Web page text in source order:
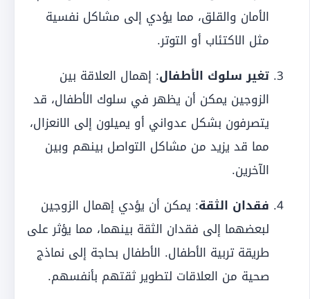
الأمان والقلق، مما يؤدي إلى مشاكل نفسية
مثل الاكتئاب أو التوتر.
تغير سلوك الأطفال: إهمال العلاقة بين
الزوجين يمكن أن يظهر في سلوك الأطفال، قد
يتصرفون بشكل عدواني أو يميلون إلى الانعزال،
مما قد يزيد من مشاكل التواصل بينهم وبين
الآخرين.
فقدان الثقة: يمكن أن يؤدي إهمال الزوجين
لبعضهما إلى فقدان الثقة بينهما، مما يؤثر على
طريقة تربية الأطفال. الأطفال بحاجة إلى نماذج
صحية من العلاقات لتطوير ثقتهم بأنفسهم.